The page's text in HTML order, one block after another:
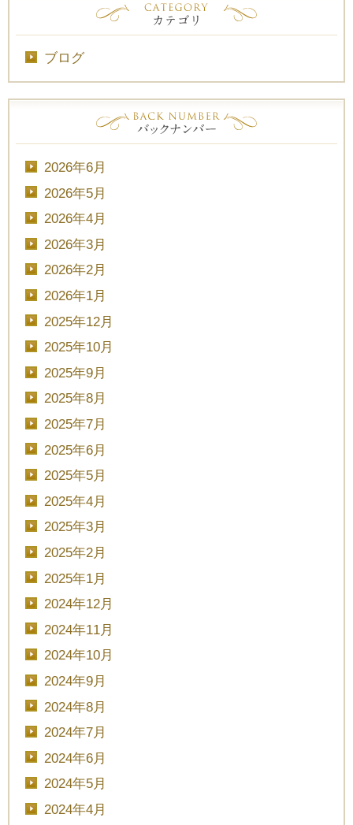
ブログ
2026年6月
2026年5月
2026年4月
2026年3月
2026年2月
2026年1月
2025年12月
2025年10月
2025年9月
2025年8月
2025年7月
2025年6月
2025年5月
2025年4月
2025年3月
2025年2月
2025年1月
2024年12月
2024年11月
2024年10月
2024年9月
2024年8月
2024年7月
2024年6月
2024年5月
2024年4月